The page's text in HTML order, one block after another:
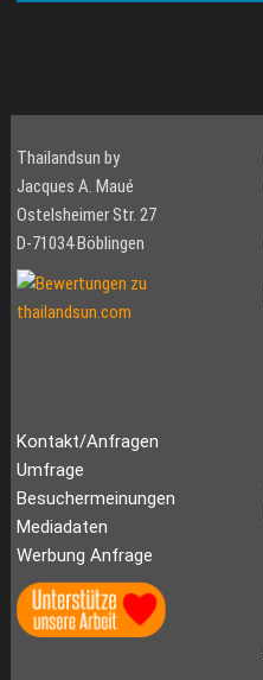
Thailandsun by
Jacques A. Maué
Ostelsheimer Str. 27
D-71034 Böblingen
Kontakt/Anfragen
Umfrage
Besuchermeinungen
Mediadaten
Werbung Anfrage